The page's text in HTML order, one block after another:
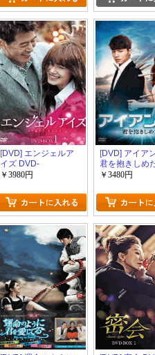
[DVD] エンジェルア
イズ DVD-
BOX1+2【完全版】
￥3980円
[DVD] アイア
君を抱きしめ
DVD-BOX1+2
￥3480円